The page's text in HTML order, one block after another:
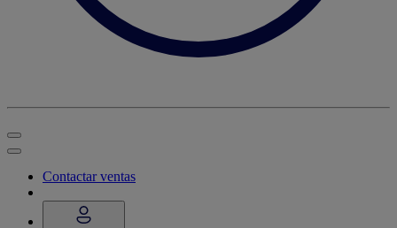
Contactar ventas